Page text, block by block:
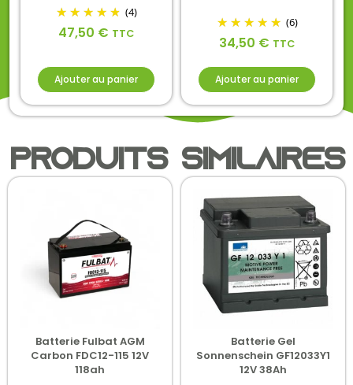
(4)
47,50 € TTC
Ajouter au panier
(6)
34,50 € TTC
Ajouter au panier
Produits similaires
Batterie Fulbat AGM
Carbon FDC12-115 12V
118ah
Batterie Gel
Sonnenschein GF12033Y1
12V 38Ah